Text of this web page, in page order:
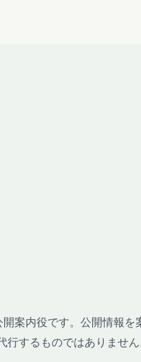
案内役です。公開情報を
するものではありません